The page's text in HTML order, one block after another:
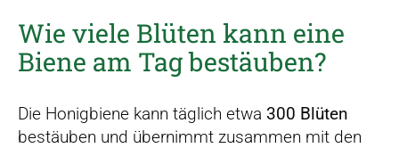
Wie viele Blüten kann eine
Biene am Tag bestäuben?
Die Honigbiene kann täglich etwa 300 Blüten
bestäuben und übernimmt zusammen mit den